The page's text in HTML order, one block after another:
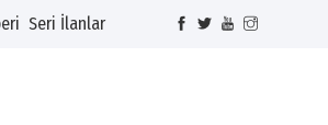
Seri İlanlar